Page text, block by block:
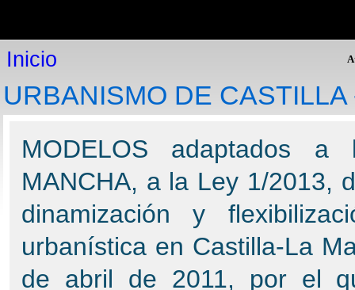
Modelos de expedientes
Legislación
Expediente Electrónico
Expediente Electrónico: Procedimientos Administrativos y
Gestión de Expedientes.
Helios: Gestión policial
GesDoc: Gestión de documentos
PAT: Gestión de Inventarios
Cementerio visual: Visita virtual
GesFin: Gestión Financiera
PDP: Protección de datos personales
Inicio
URBANISMO DE
MODELOS adaptados
MANCHA, a la Ley 1/2013,
dinamización y
urbanística en Castilla-La
de abril de 2011, por el